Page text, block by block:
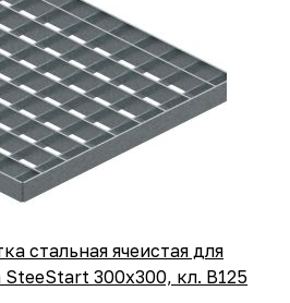
стальная ячеистая для
300х300, кл. В125